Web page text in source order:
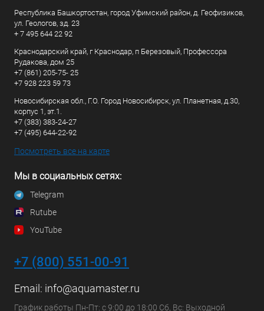
Республика Башкортостан, город Уфимский район, д. Геофизиков,
ул. Геологов, зд. 23
+ 7 495 644 22 92
Краснодарский край, г Краснодар, п Березовый, Профессора
Рудакова, дом 25
+7 (861) 205-75- 25
+7 928 223 59 73
Новосибирская обл., Г.О. Город Новосибирск, ул. Планетная, д.30,
корпус 1, эт.1.
+7 (383) 383-24-27
+7 (495) 644-22-92
Посмотреть все на карте
Мы в социальных сетях:
Telegram
Rutube
YouTube
+7 (800) 551-00-91
Email: info@aquamaster.ru
График работы Пн-Пт: с 9:00 до 18:00 Сб, Вс: Выходной